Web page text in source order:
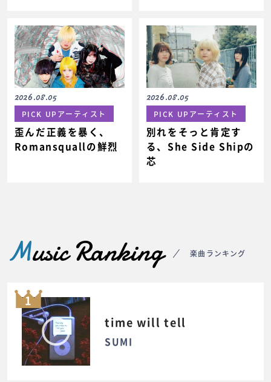
2026.08.05
PICK UPアーティスト
歪んだ正義を暴く、
Romansquallの鮮烈
2026.08.05
PICK UPアーティスト
別れをそっと肯定す
る、She Side Shipの
芯
Music Ranking 楽曲ランキング
1
time will tell
SUMI